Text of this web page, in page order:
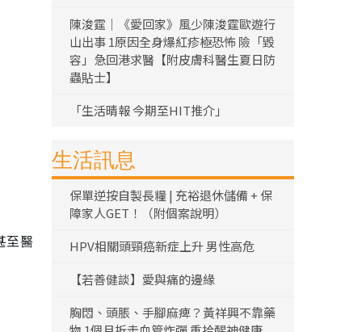
至醫
陳浚霆｜《愛回家》風少陳浚霆歐遊行
山出事 1原因全身爆紅疹極恐怖 險「毀
容」急回港求醫【附皮膚科醫生夏日防
蟲貼士】
「生活晴報 今期至HIT推介」
生活訊息
保單逆按自製長糧 | 充裕退休儲備 + 保
障家人GET！（附個案說明）
HPV相關頭頸癌新症上升 男性高危
【若善健談】愛與痛的邊緣
胸悶、頭脹、手腳麻痺？黃祥興不靠藥